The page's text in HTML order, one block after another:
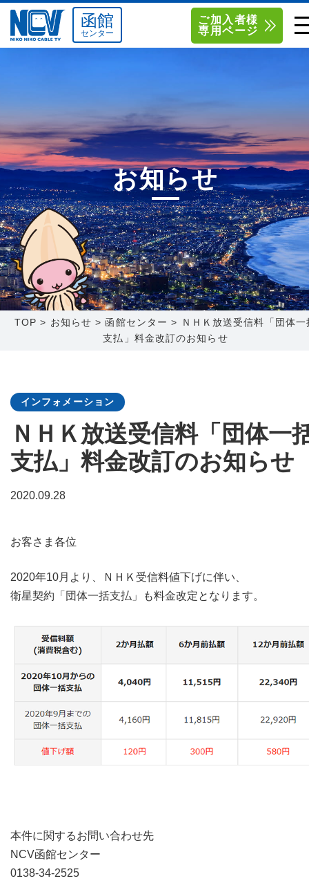
南東北センター（福島） 0120-173-577
函館センター 0138-34-2525
新潟センター 025-210-1200
単品料金
お得なセットプラン
料金シミュレーション
サポート
Q&A
センター情報
障害メンテナンス情報
お問い合わせ
お申し込み
南東北センター(米沢)
〒992-0044
山形県米沢市春日四丁目2-75
0238-24-2525
営業時間 9:00～18:00
南東北センター(福島)
〒960-8252
福島県福島市御山字一本松17-1-
1
0120-173-577
営業時間 9:15～18:00
〒041-0801
0138-34-2525
〒950-1189
函館
センター
ご加入者様
専用ページ
お知らせ
TOP > お知らせ > 函館センター >
ＮＨＫ放送受信料「団体一
支払」料金改訂のお知らせ
インフォメーション
ＮＨＫ放送受信料「団体一
支払」料金改訂のお知らせ
2020.09.28
お客さま各位
2020年10月より、ＮＨＫ受信料値下げに伴い、
衛星契約「団体一括支払」も料金改定となります。
本件に関するお問い合わせ先
NCV函館センター
0138-34-2525